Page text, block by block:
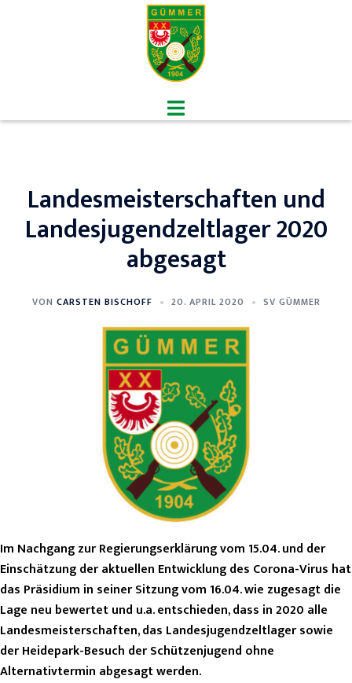
Menü
umschalten
Landesmeisterschaften und
Landesjugendzeltlager 2020
abgesagt
VON CARSTEN BISCHOFF 20. APRIL 2020 SV GÜMMER
Im Nachgang zur Regierungserklärung vom 15.04. und der
Einschätzung der aktuellen Entwicklung des Corona-Virus hat
das Präsidium in seiner Sitzung vom 16.04. wie zugesagt die
Lage neu bewertet und u.a. entschieden, dass in 2020 alle
Landesmeisterschaften, das Landesjugendzeltlager sowie
der Heidepark-Besuch der Schützenjugend ohne
Alternativtermin abgesagt werden.